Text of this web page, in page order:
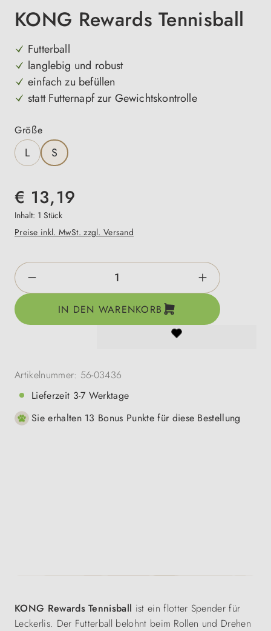
KONG Rewards Tennisball
Futterball
langlebig und robust
einfach zu befüllen
statt Futternapf zur Gewichtskontrolle
Größeauswählen
L S
€ 13,19
Inhalt: 1 Stück
Preise inkl. MwSt. zzgl. Versand
Produkt Anzahl: Gib den gewünschten
IN DEN WARENKORB
Artikelnummer: 56-03436
Lieferzeit 3-7 Werktage
Sie erhalten 13 Bonus Punkte für diese Bestellung
KONG Rewards Tennisball ist ein flotter Spender für
Leckerlis. Der Futterball belohnt beim Rollen und Drehen